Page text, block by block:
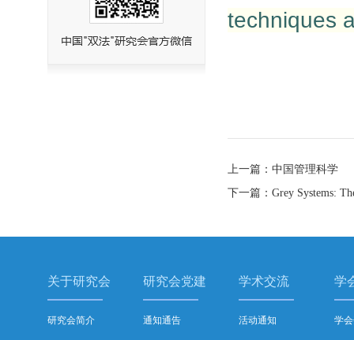
techniques
上一篇：中国管理科学
下一篇：Grey Systems:
关于研究会
研究会简介
研究会党建
通知通告
学术交流
活动通知
学
学